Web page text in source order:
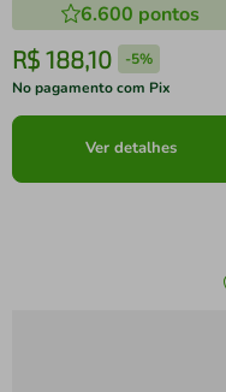
6.600 pontos
R$ 188,10 -5%
No pagamento com Pix
Ver detalhes